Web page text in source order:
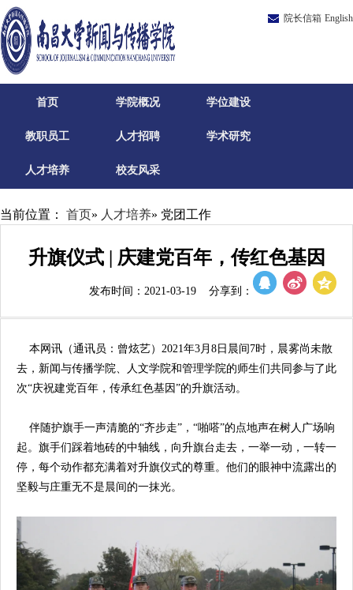
院长信箱 English
首页 学院概况 学位建设
教职员工 人才招聘 学术研究
人才培养 校友风采
当前位置： 首页» 人才培养» 党团工作
升旗仪式 | 庆建党百年，传红色基因
发布时间：2021-03-19 分享到：
本网讯（通讯员：曾炫艺） 2021年3月 8 日晨间 7时，晨雾尚未散
去，新闻与传播学院、人文学院和管理学院的师生们共同参与了此
次“庆祝建党百年，传承红色基因”的升旗活动。
伴随护旗手一声清脆的“齐步走”，“啪嗒”的点地声在树人广场响
起。旗手们踩着地砖的中轴线，向升旗台走去，一举一动，一转一
停，每个动作都充满着对升旗仪式的尊重。他们的眼神中流露出的
坚毅与庄重无不是晨间的一抹光。